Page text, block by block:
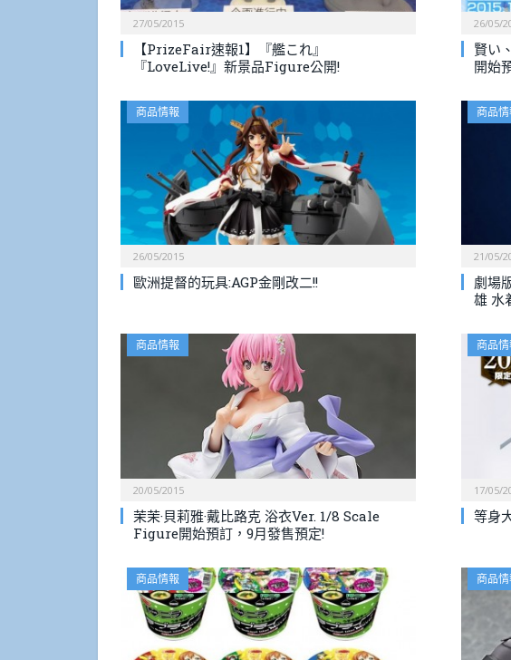
27/05/2015
【PrizeFair速報1】『艦これ』
『LoveLive!』新景品Figure公開!
26/05/
賢い
開始
商品情報
26/05/2015
歐洲提督的玩具:AGP金剛改二!!
商品情
21/05/
劇場
雄 水
商品情報
20/05/2015
茉茉·貝莉雅·戴比路克 浴衣Ver. 1/8 Scale
Figure開始預訂，9月發售預定!
商品
17/05/
等身
商品情報 商品情